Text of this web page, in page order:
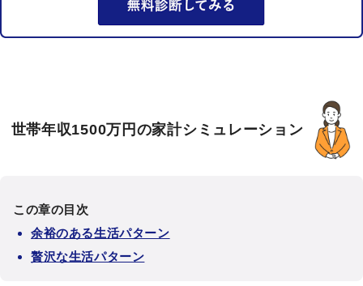
世帯年収1500万円の家計シミュレーション
この章の目次
余裕のある生活パターン
贅沢な生活パターン